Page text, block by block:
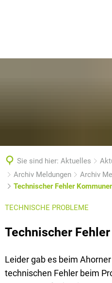
Sie sind hier: Aktuelles
Archiv Meldungen
Archiv
Technischer Fehler
TECHNISCHE PROBLEME
Technischer
Leider gab es beim
technischen Fehler beim